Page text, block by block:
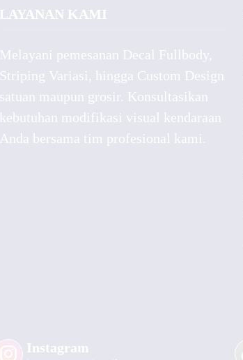
LAYANAN KAMI
Melayani pemesanan Decal Fullbody,
Striping Variasi, hingga Custom Design
satuan maupun grosir. Konsultasikan
kebutuhan modifikasi visual kendaraan
Anda bersama tim profesional kami.
Instagram